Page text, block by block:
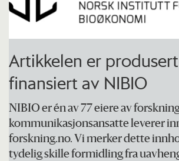
sikre iverksettelse av effektive
forebyggende tiltak for å
skadene rovvilt kan forårsake
produksjonsdyr i landbruket,
konfliktdempende tiltak for å
ulemper for lokalsamfunn og
grupper. Landbruks-,
miljøvirkemidler skal samlet
Artikkelen er
finansiert av NIBIO
NIBIO er én av 77 eiere av
kommunikasjonsansatte leverer
forskning.no. Vi merker dette
tydelig skille formidling fra